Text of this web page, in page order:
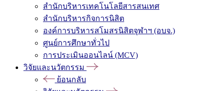
สำนักบริหารเทคโนโลยีสารสนเทศ
สำนักบริหารกิจการนิสิต
องค์การบริหารสโมสรนิสิตจุฬาฯ (อบจ.)
ศูนย์การศึกษาทั่วไป
การประเมินออนไลน์ (MCV)
วิจัยและนวัตกรรม
ย้อนกลับ